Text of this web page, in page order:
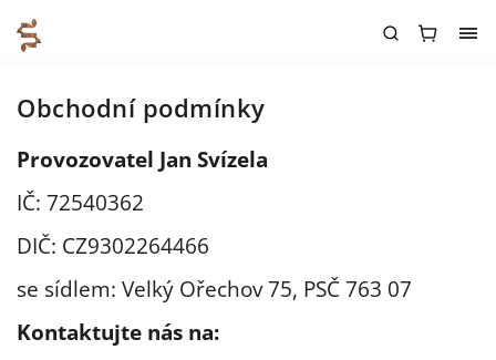
Obchodní podmínky
Provozovatel Jan Svízela
IČ: 72540362
DIČ: CZ9302264466
se sídlem: Velký Ořechov 75, PSČ 763 07
Kontaktujte nás na: